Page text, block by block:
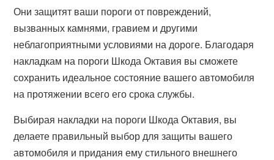
Они защитят ваши пороги от повреждений,
вызванных камнями, гравием и другими
неблагоприятными условиями на дороге. Благодаря
накладкам на пороги Шкода Октавия вы сможете
сохранить идеальное состояние вашего автомобиля
на протяжении всего его срока службы.
Выбирая накладки на пороги Шкода Октавия, вы
делаете правильный выбор для защиты вашего
автомобиля и придания ему стильного внешнего